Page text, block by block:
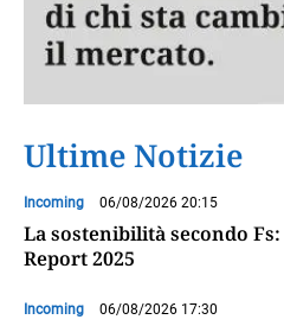
Ultime Notizie
Incoming 06/08/2026 20:15
La sostenibilità secondo
Report 2025
Incoming 06/08/2026 17:30